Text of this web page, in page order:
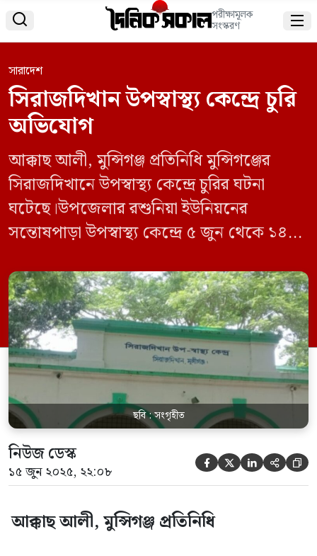
 পরীক্ষামূলক
সংস্করণ 
সারাদেশ
সিরাজদিখান উপস্বাস্থ্য কেন্দ্রে চুরি
অভিযোগ
আক্কাছ আলী, মুন্সিগঞ্জ প্রতিনিধি মুন্সিগঞ্জের
সিরাজদিখানে উপস্বাস্থ্য কেন্দ্রে চুরির ঘটনা
ঘটেছে।উপজেলার রশুনিয়া ইউনিয়নের
সন্তোষপাড়া উপস্বাস্থ্য কেন্দ্রে ৫ জুন থেকে ১৪
সিরাজদিখান থানায় একটি লিখিত অভিযোগ
দায়ের করেন জানান উপস্বাস্থ্য কেন্দ্রের ডাক্তার
প্রতিমা চক্রবর্তী। তিনি আরো জানান গত ৫ জুন
পবিত্র ঈদুল আযহার ছুটি পেয়ে গ্রামের বাড়িতে
ঈদ উদযাপন […]
ছবি : সংগৃহীত
নিউজ ডেস্ক
১৫ জুন ২০২৫, ২২:০৮     
আক্কাছ আলী, মুন্সিগঞ্জ প্রতিনিধি